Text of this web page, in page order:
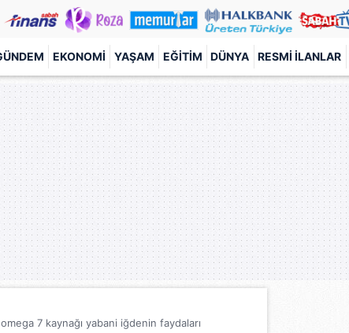
EKONOMI YAŞAM EĞITIM DÜNYA RESMI İLANLAR
7 kaynağı yabani iğdenin faydaları